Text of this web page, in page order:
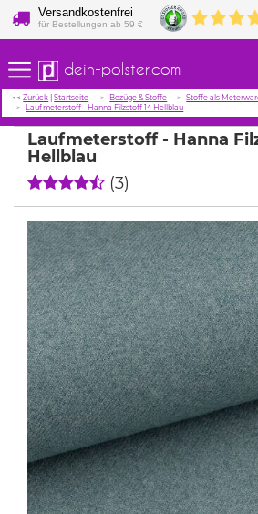
Versandkostenfrei
für Bestellungen ab 59 €
dein-polster.com
<<Zurück |Startseite Bezüge & Stoffe Stoffe als
Laufmeterstoff - Hanna Filzstoff 14 Hellblau
Laufmeterstoff - Hanna
Hellblau
(3)